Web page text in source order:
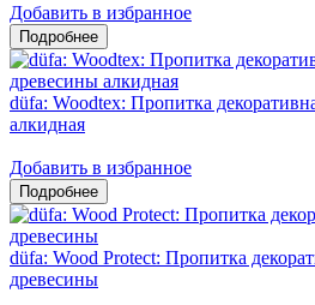
Добавить в избранное
düfa: Woodtex: Пропитка
алкидная
Добавить в избранное
düfa: Wood Protect: Пропитка
древесины